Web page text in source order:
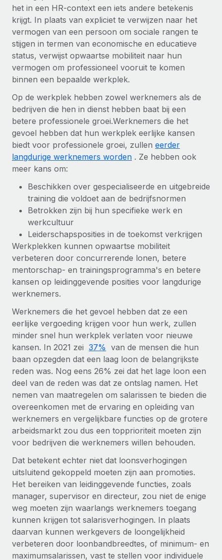
het in een HR-context een iets andere betekenis
krijgt. In plaats van expliciet te verwijzen naar het
vermogen van een persoon om sociale rangen te
stijgen in termen van economische en educatieve
status, verwijst opwaartse mobiliteit naar hun
vermogen om professioneel vooruit te komen
binnen een bepaalde werkplek.
Op de werkplek hebben zowel werknemers als de
bedrijven die hen in dienst hebben baat bij een
betere professionele groei.Werknemers die het
gevoel hebben dat hun werkplek eerlijke kansen
biedt voor professionele groei, zullen eerder
langdurige werknemers worden . Ze hebben ook
meer kans om:
Beschikken over gespecialiseerde en uitgebreide
training die voldoet aan de bedrijfsnormen
Betrokken zijn bij hun specifieke werk en
werkcultuur
Leiderschapsposities in de toekomst verkrijgen
Werkplekken kunnen opwaartse mobiliteit
verbeteren door concurrerende lonen, betere
mentorschap- en trainingsprogramma's en betere
kansen op leidinggevende posities voor langdurige
werknemers.
Werknemers die het gevoel hebben dat ze een
eerlijke vergoeding krijgen voor hun werk, zullen
minder snel hun werkplek verlaten voor nieuwe
kansen. In 2021 zei 37% van de mensen die hun
baan opzegden dat een laag loon de belangrijkste
reden was. Nog eens 26% zei dat het lage loon een
deel van de reden was dat ze ontslag namen. Het
nemen van maatregelen om salarissen te bieden die
overeenkomen met de ervaring en opleiding van
werknemers en vergelijkbare functies op de grotere
arbeidsmarkt zou dus een topprioriteit moeten zijn
voor bedrijven die werknemers willen behouden.
Dat betekent echter niet dat loonsverhogingen
uitsluitend gekoppeld moeten zijn aan promoties.
Het bereiken van leidinggevende functies, zoals
manager, supervisor en directeur, zou niet de enige
weg moeten zijn waarlangs werknemers toegang
kunnen krijgen tot salarisverhogingen. In plaats
daarvan kunnen werkgevers de loongelijkheid
verbeteren door loonbandbreedtes, of minimum- en
maximumsalarissen, vast te stellen voor individuele